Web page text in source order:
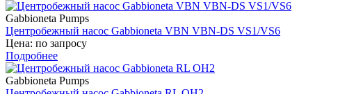
Gabbioneta Pumps
Центробежный насос Gabbioneta VBN VBN-DS VS1/VS6
Цена: по запросу
Подробнее
Gabbioneta Pumps